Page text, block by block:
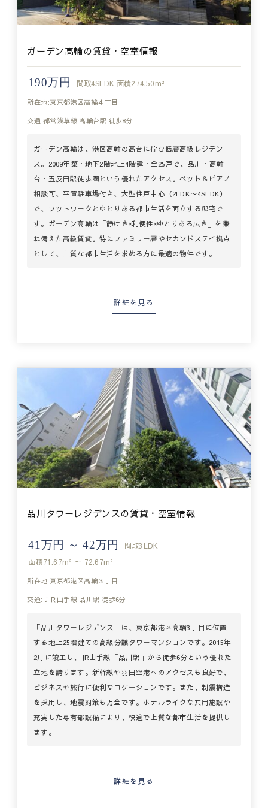
ガーデン高輪の賃貸・空室情報
190万円 間取4SLDK 面積274.50m²
所在地:東京都港区高輪４丁目
交通:都営浅草線 高輪台駅 徒歩8分
ガーデン高輪は、港区高輪の高台に佇む低層高級レジデン
ス。2009年築・地下2階地上4階建・全25戸で、品川・高輪
台・五反田駅徒歩圏という優れたアクセス。ペット＆ピアノ
相談可、平置駐車場付き、大型住戸中心（2LDK〜4SLDK）
で、フットワークとゆとりある都市生活を両立する邸宅で
す。ガーデン高輪は「静けさ×利便性×ゆとりある広さ」を兼
ね備えた高級賃貸。特にファミリー層やセカンドステイ拠点
として、上質な都市生活を求める方に最適の物件です。
詳細を見る
品川タワーレジデンスの賃貸・空室情報
41万円 ～ 42万円 間取3LDK
面積71.67m² ～ 72.67m²
所在地:東京都港区高輪３丁目
交通:ＪＲ山手線 品川駅 徒歩6分
「品川タワーレジデンス」は、東京都港区高輪3丁目に位置
する地上25階建ての高級分譲タワーマンションです。2015年
2月に竣工し、JR山手線「品川駅」から徒歩6分という優れた
立地を誇ります。新幹線や羽田空港へのアクセスも良好で、
ビジネスや旅行に便利なロケーションです。また、制震構造
を採用し、地震対策も万全です。ホテルライクな共用施設や
充実した専有部設備により、快適で上質な都市生活を提供し
ます。
詳細を見る